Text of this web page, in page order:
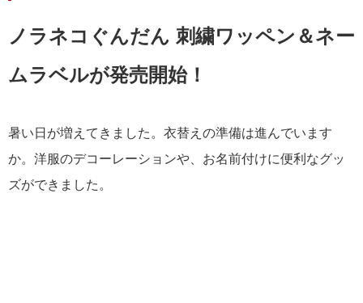
ノラネコぐんだん 刺繍ワッペン ＆ネー
ムラベルが発売開始！
暑い日が増えてきました。衣替えの準備は進んでいます
か。洋服のデコーレーションや、お名前付けに便利なグッ
ズができました。